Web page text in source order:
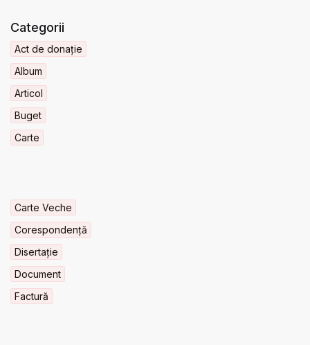
Categorii
Act de donație
Album
Articol
Buget
Carte
Carte Veche
Corespondență
Disertație
Document
Factură